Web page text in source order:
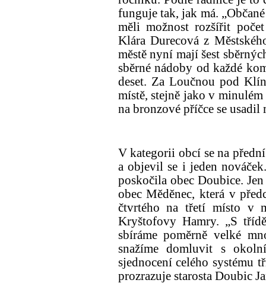
funguje tak, jak má.
měli možnost rozšířit
Klára Durecová z
městě nyní mají šest
sběrné nádoby od každé
deset. Za Loučnou pod
místě, stejně jako v
na bronzové příčce se
V kategorii obcí se na
a objevil se i jeden
poskočila obec Doubice.
obec Měděnec, která v
čtvrtého na třetí místo v
Kryštofovy Hamry. „S
sbíráme poměrně velké
snažíme domluvit s
sjednocení celého systému
prozrazuje starosta Doubic